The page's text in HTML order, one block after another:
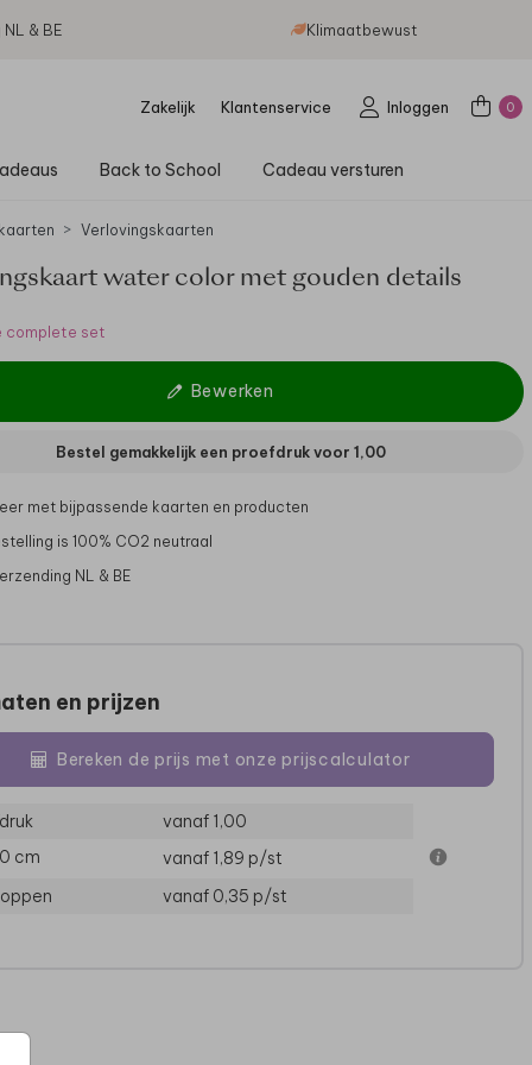
& BE Klimaatbewust
Zakelijk Klantenservice Inloggen 0
Back to School Cadeau versturen
GELOFTENBOEKJE TROUWAKTE
Verlovingskaarten
water color met gouden details
complete set
Bewerken
Bestel gemakkelijk een proefdruk voor 1,00
met bijpassende kaarten en producten
is 100% CO2 neutraal
NL & BE
en prijzen
Bereken de prijs met onze prijscalculator
vanaf 1,00
cm
vanaf 1,89 p/st
vanaf 0,35 p/st